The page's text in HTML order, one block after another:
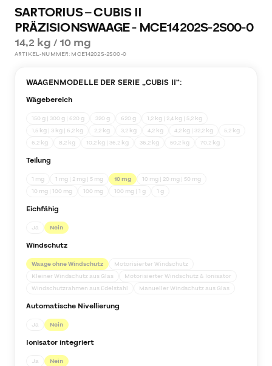
SARTORIUS – CUBIS II
PRÄZISIONSWAAGE - MCE14202S-2S00-0
14,2 kg / 10 mg
ARTIKEL-NUMMER: MCE14202S-2S00-0
WAAGENMODELLE DER SERIE „CUBIS II“:
Wägebereich
150 g | 300 g | 620 g 320 g 620 g
1,2 kg | 2,4 kg | 5,2 kg
1,5 kg | 3 kg | 6,2 kg
2,2 kg 3,2 kg 4,2 kg 4,2 kg | 32,2 kg
5,2 kg
6,2 kg
8,2 kg 10,2 kg | 36,2 kg 36,2 kg 50,2 kg 70,2 kg
Teilung
1 mg 1 mg | 2 mg | 5 mg 10 mg
10 mg | 20 mg | 50 mg
10 mg | 100 mg
100 mg 100 mg | 1 g 1 g
Eichfähig
Ja Nein
Windschutz
Waage ohne Windschutz
Motorisierter Windschutz
Kleiner Windschutz aus Glas
Motorisierter Windschutz & Ionisator
Windschutzrahmen aus Edelstahl
Manueller Windschutz aus Glas
Automatische Nivellierung
Ja Nein
Ionisator integriert
Ja Nein